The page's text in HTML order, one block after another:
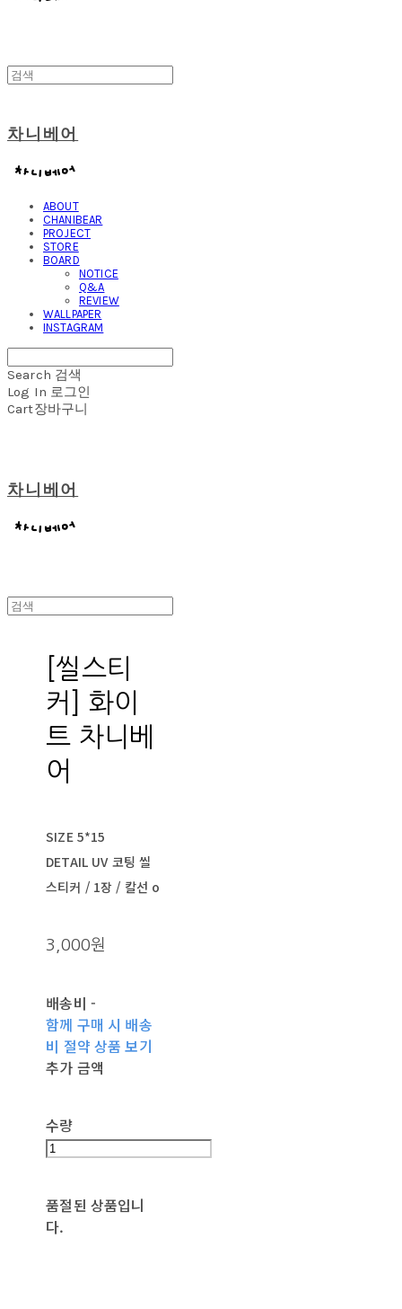
차니베어
ABOUT
CHANIBEAR
PROJECT
STORE
BOARD
NOTICE
Q&A
REVIEW
WALLPAPER
INSTAGRAM
Search 검색
Log In 로그인
Cart장바구니
차니베어
[씰스티
커] 화이
트 차니베
어
SIZE 5*15
DETAIL UV 코팅 씰
스티커 / 1장 / 칼선 o
3,000원
배송비 -
함께 구매 시 배송
비 절약 상품 보기
추가 금액
수량
품절된 상품입니
다.